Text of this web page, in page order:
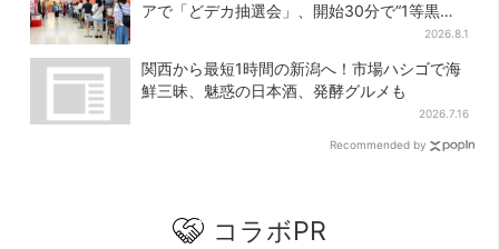
アで「どデカ抽選会」、開始30分で“1等黒毛
2026.8.1
関西から最短1時間の新潟へ！市場ハシゴで海
鮮三昧、魅惑の日本酒、発酵グルメも
2026.7.16
Recommended by
コラボPR